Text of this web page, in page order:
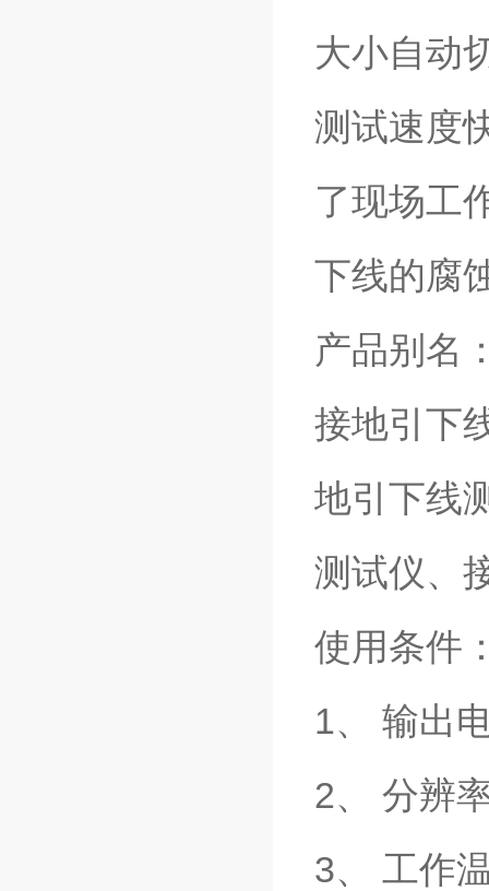
大小自动
测试速度
了现场工
下线的腐
产品别名
接地引下
地引下线
测试仪、
使用条件
1、 输出
2、 分辨
3、 工作